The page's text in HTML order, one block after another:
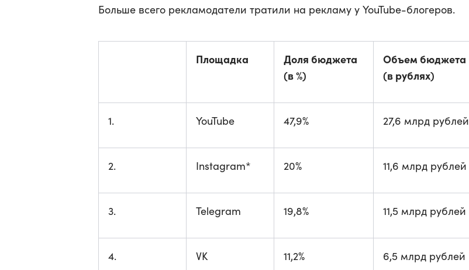
Больше всего рекламодатели тратили на рекламу у YouTube-блогеров.
Площадка
Доля бюджета
(в %)
Объем бюджета
(в рублях)
1. YouTube 47,9% 27,6 млрд рублей
2. Instagram* 20% 11,6 млрд рублей
3. Telegram 19,8% 11,5 млрд рублей
4. VK 11,2% 6,5 млрд рублей